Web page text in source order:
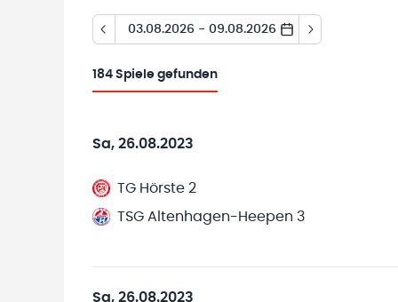
03.08.2026 - 09.08.2026
184 Spiele gefunden
Sa, 26.08.2023
TG Hörste 2
TSG Altenhagen-Heepen 3
Sa, 26.08.2023